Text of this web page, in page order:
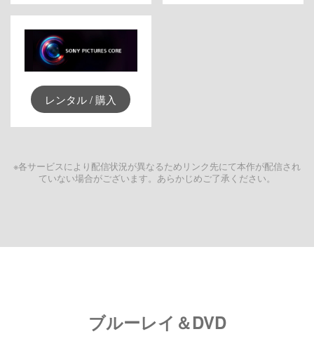
レンタル / 購入
※各サービスにより配信状況が異なるためリンク先にて本作が配信され
ていない場合がございます。あらかじめご了承ください。
ブルーレイ＆DVD